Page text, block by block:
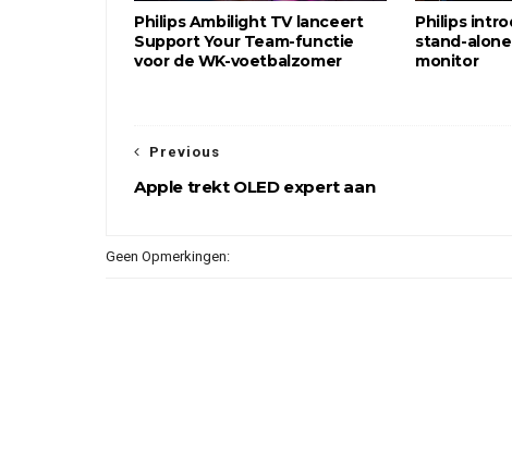
Philips Ambilight TV lanceert
Support Your Team-functie
voor de WK-voetbalzomer
Philips
stand-
monitor
Previous
Apple trekt OLED expert aan
Geen Opmerkingen: